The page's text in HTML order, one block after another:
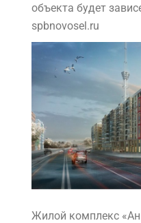
объекта будет
spbnovosel.ru
Жилой комплекс